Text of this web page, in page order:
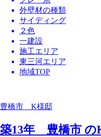
外壁材の種類
サイディング
２色
一建設
施工エリア
東三河エリア
地域TOP
豊橋市 K様邸
築13年 豊橋市 の